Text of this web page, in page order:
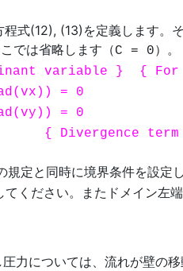
式(12), (13)を定義します。
では省略します（C = 0）。
variable } {
= 0
= 0
term
規定と同時に境界条件を設
てください。またドメイン
力については、流れが壁の